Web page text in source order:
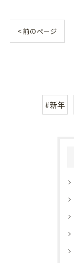
< 前のページ
#新年